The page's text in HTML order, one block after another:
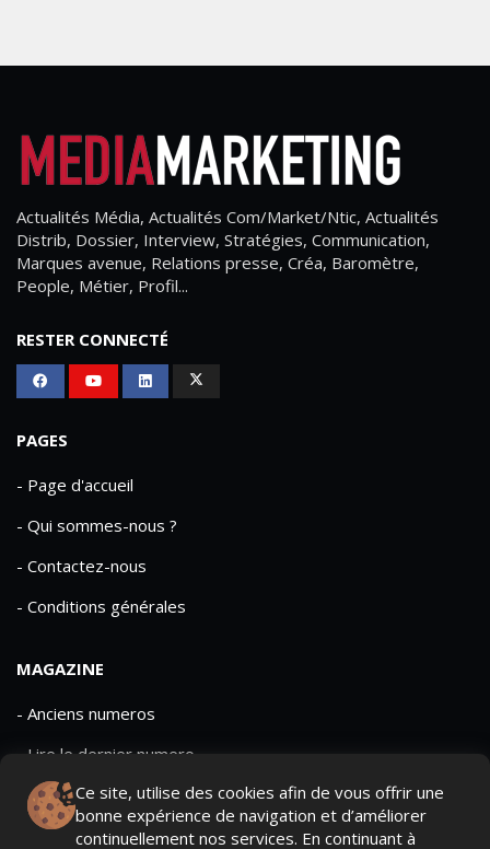
Ce site, utilise des cookies afin de vous offrir une
bonne expérience de navigation et d’améliorer
continuellement nos services. En continuant à
Actualités Média, Actualités Com/Market/Ntic, Actualités
Distrib, Dossier, Interview, Stratégies, Communication,
Marques avenue, Relations presse, Créa, Baromètre,
People, Métier, Profil...
RESTER CONNECTÉ
PAGES
- Page d'accueil
- Qui sommes-nous ?
- Contactez-nous
- Conditions générales
MAGAZINE
- Anciens numeros
- Lire le dernier numero
- Publicite